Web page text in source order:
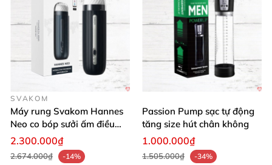
SVAKOM
Máy rung Svakom Hannes
Neo co bóp sưởi ấm điều
khiển app
2.300.000₫
2.674.000₫
-14%
Passion Pump sạc tự động
tăng size hút chân không
1.000.000₫
1.505.000₫
-34%